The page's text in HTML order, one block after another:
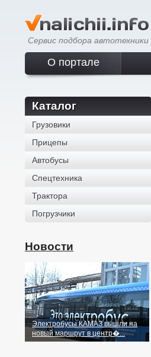
Сервис подбора автотехники
О портале
Каталог
Грузовики
Прицепы
Автобусы
Спецтехника
Трактора
Погрузчики
Новости
Электробусы КАМАЗ вышли на
новый маршрут в центр�...